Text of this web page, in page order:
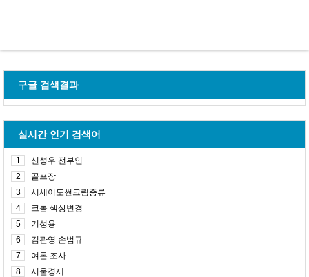
구글 검색결과
실시간 인기 검색어
1
신성우 전부인
2
골프장
3
시세이도썬크림종류
4
크롬 색상변경
5
기성용
6
김관영 손범규
7
여론 조사
8
서울경제